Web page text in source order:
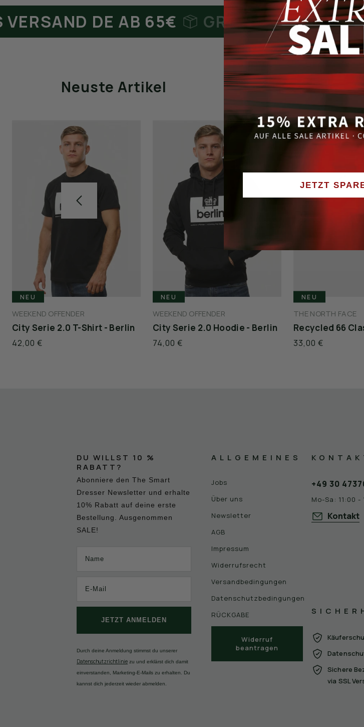
DE AB 65€ GRATIS VERSAND DE
Neuste Artikel
NEU
WEEKEND OFFENDER
City Serie 2.0 T-Shirt - Berlin
42,00 €
NEU
WEEKEND OFFENDER
City Serie 2.0 Hoodie - Berlin
74,00 €
NEU
THE NORTH FACE
33,00 €
DU WILLST 10 %
RABATT?
Abonniere den The Smart
Dresser Newsletter und erhalte
10% Rabatt auf deine erste
Bestellung. Ausgenommen
SALE!
JETZT ANMELDEN
Durch deine Anmeldung stimmst du unserer
Datenschutzrichtlinie zu und erklärst dich damit
einverstanden, Marketing-E-Mails zu erhalten. Du
kannst dich jederzeit wieder abmelden.
ALLGEMEINES
Jobs
Über uns
Newsletter
AGB
Impressum
Widerrufsrecht
Versandbedingungen
Datenschutzbedingungen
RÜCKGABE
Widerruf
beantragen
+49 30
Mo-Sa: 11:00 -
Kontakt
Sichere
via SSL
JETZT